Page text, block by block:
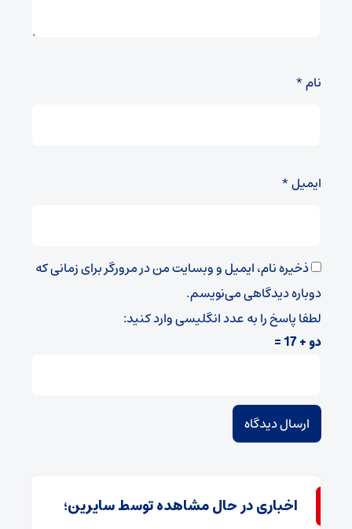
نام*
ایمیل*
ذخیره نام، ایمیل و وبسایت من در مرورگر برای زمانی که
دوباره دیدگاهی می‌نویسم.
لطفا پاسخ را به عدد انگلیسی وارد کنید:
دو + 17 =
اخباری در حال مشاهده توسط سایرین؛